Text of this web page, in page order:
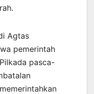
Agtas
pemerintah
pasca-